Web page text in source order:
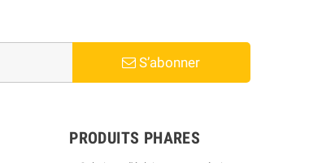
S’abonner
PRODUITS PHARES